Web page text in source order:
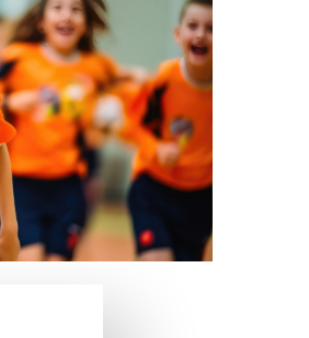
mitmachen
Sie mit bei unserem